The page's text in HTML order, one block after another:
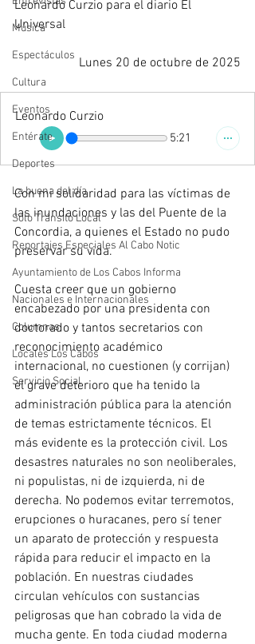
Música
Espectáculos
Cultura
Eventos
Entérate
Deportes
La buena del día
Sólo Tránsito Local
Reportajes Especiales Al Cabo Notic
Ayuntamiento de Los Cabos Informa
Nacionales e Internacionales
Columnas
Locales Los Cabos
Servicio Social
Leonardo Curzio para el diario El
Universal
Lunes 20 de octubre de 2025
Leonardo Curzio
5:21
Con mi solidaridad para las víctimas de
las inundaciones y las del Puente de la
Concordia, a quienes el Estado no pudo
preservar su vida.
Cuesta creer que un gobierno
encabezado por una presidenta con
doctorado y tantos secretarios con
reconocimiento académico
internacional, no cuestionen (y corrijan)
el grave deterioro que ha tenido la
administración pública para la atención
de temas estrictamente técnicos. El
más evidente es la protección civil. Los
desastres naturales no son neoliberales,
ni populistas, ni de izquierda, ni de
derecha. No podemos evitar terremotos,
erupciones o huracanes, pero sí tener
un aparato de protección y respuesta
rápida para reducir el impacto en la
población. En nuestras ciudades
circulan vehículos con sustancias
peligrosas que han cobrado la vida de
mucha gente. En toda ciudad moderna